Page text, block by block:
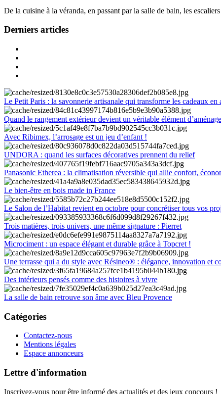
De la cuisine à la véranda, en passant par la salle de bain, les
Derniers articles
Le Petit Paris : la savonnerie artisanale qui transforme les cadeaux en
Quand le rangement extérieur devient un véritable élément
Avec Ribimex, l’arrosage est un jeu d’enfant !
UNDORA : quand les surfaces décoratives prennent du relief
Panasonic Etherea : la climatisation réversible qui allie confort,
Le bien-être en bois made in France
Le Salon de l’Habitat revient en octobre pour concrétiser tous vos
Trois matières, trois univers, une même signature : Pierret
Microciment : un espace élégant et durable grâce à Topcret !
Une terrasse qui a du style avec Résineo® : élégance, innovation et
Des intérieurs pensés comme des histoires à vivre
La salle de bain retrouve son âme avec Bleu Provence
Catégories
Contactez-nous
Mentions légales
Espace annonceurs
Lettre d'information
Inscrivez-vous pour être informé des actualités et des jeux concours !